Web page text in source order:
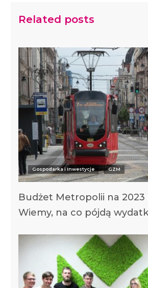
Related posts
Gospodarka i Inwestycje GZM
Budżet Metropolii na 2023
Wiemy, na co pójdą